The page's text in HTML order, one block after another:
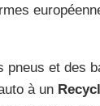
pneus et des
à un